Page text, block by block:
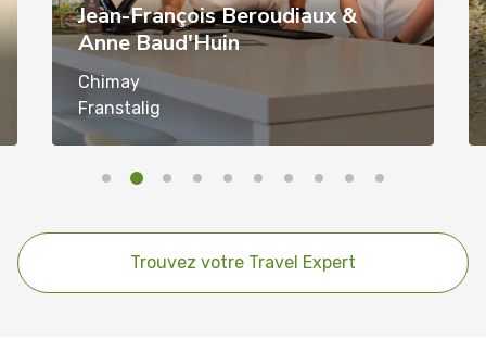
Jean-François Beroudiaux &
Anne Baud'Huin
Chimay
Franstalig
Trouvez votre Travel Expert